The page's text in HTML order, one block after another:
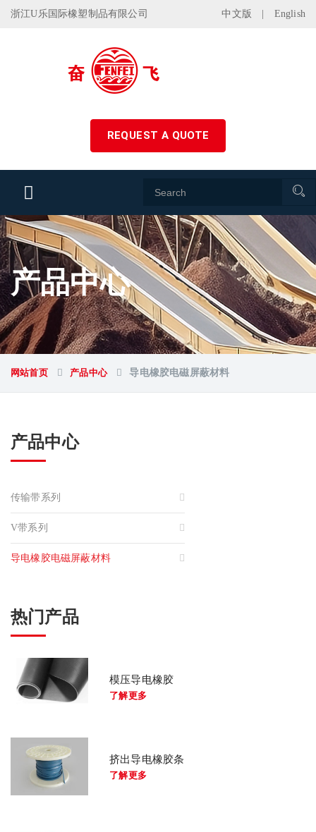
浙江U乐国际橡塑制品有限公司 中文版 English
REQUEST A QUOTE
产品中心
网站首页 产品中心 导电橡胶电磁屏蔽材料
产品中心
传输带系列
V带系列
导电橡胶电磁屏蔽材料
热门产品
模压导电橡胶
了解更多
挤出导电橡胶条
了解更多